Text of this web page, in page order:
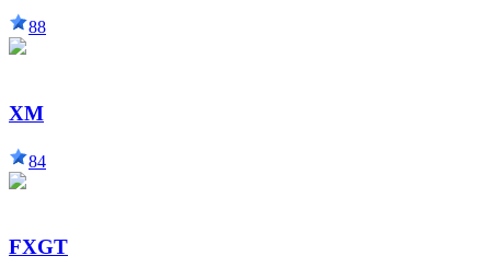
88
XM
84
FXGT